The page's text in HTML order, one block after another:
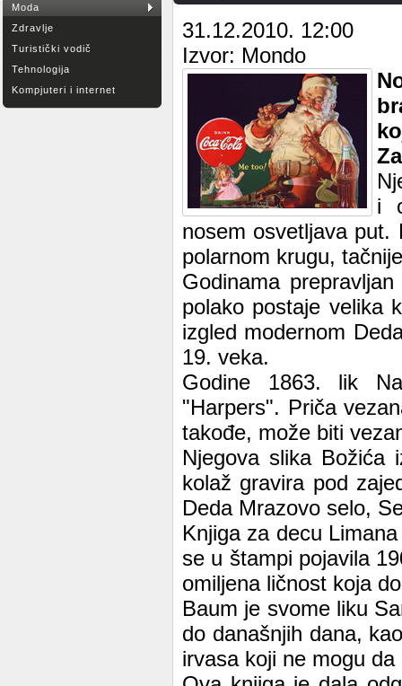
Moda
Zdravlje
Turistički vodič
Tehnologija
Kompjuteri i internet
31.12.2010. 12:00
Izvor: Mondo
i
nosem osvetljava put.
polarnom krugu,
Godinama
polako postaje velika
izgled modernom
19. veka.
Godine 1863. lik
"Harpers". Priča
takođe, može biti
Njegova slika Božića
kolaž gravira pod
Deda Mrazovo selo,
Knjiga za decu
se u štampi pojavila
omiljena ličnost koja
Baum je svome liku
do današnjih dana,
irvasa koji ne mogu